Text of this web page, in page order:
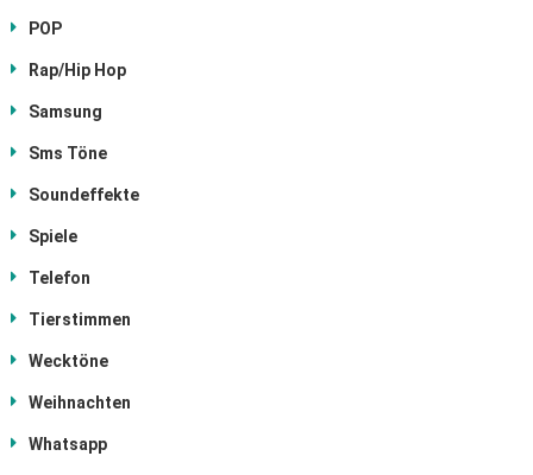
POP
Rap/Hip Hop
Samsung
Sms Töne
Soundeffekte
Spiele
Telefon
Tierstimmen
Wecktöne
Weihnachten
Whatsapp